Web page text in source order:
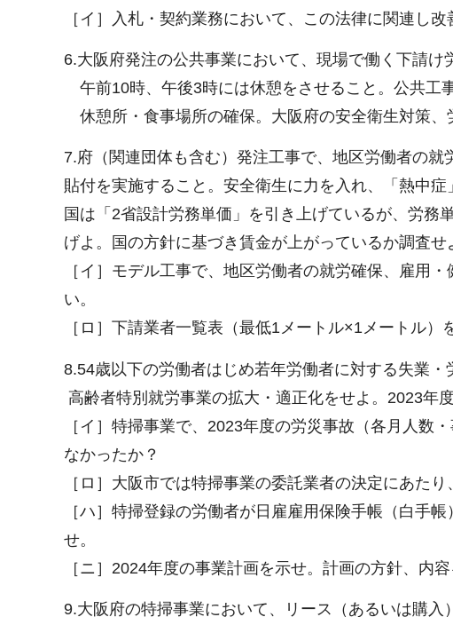
［イ］入札・契約業務において、この法律に関連し
6.大阪府発注の公共事業において、現場で働く下請
午前10時、午後3時には休憩をさせること。公共工
休憩所・食事場所の確保。大阪府の安全衛生対策、
7.府（関連団体も含む）発注工事で、地区労働者の
貼付を実施すること。安全衛生に力を入れ、「熱中
国は「2省設計労務単価」を引き上げているが、労
げよ。国の方針に基づき賃金が上がっているか調査せ
［イ］モデル工事で、地区労働者の就労確保、雇用
い。
［ロ］下請業者一覧表（最低1メートル×1メートル
8.54歳以下の労働者はじめ若年労働者に対する失業・
高齢者特別就労事業の拡大・適正化をせよ。2023
［イ］特掃事業で、2023年度の労災事故（各月人数
なかったか？
［ロ］大阪市では特掃事業の委託業者の決定にあた
［ハ］特掃登録の労働者が日雇雇用保険手帳（白手
せ。
［ニ］2024年度の事業計画を示せ。計画の方針、内
9.大阪府の特掃事業において、リース（あるいは購